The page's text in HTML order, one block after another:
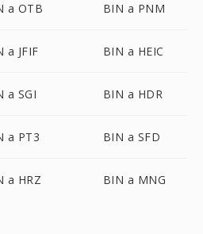
a OTB BIN a PNM
a JFIF BIN a HEIC
a SGI BIN a HDR
a PT3 BIN a SFD
a HRZ BIN a MNG